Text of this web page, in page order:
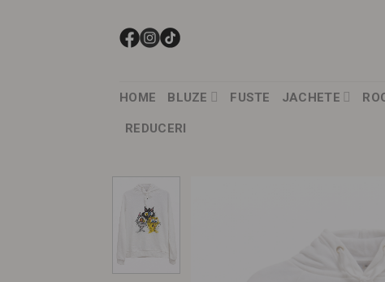
HOME BLUZE FUSTE JACHETE
REDUCERI